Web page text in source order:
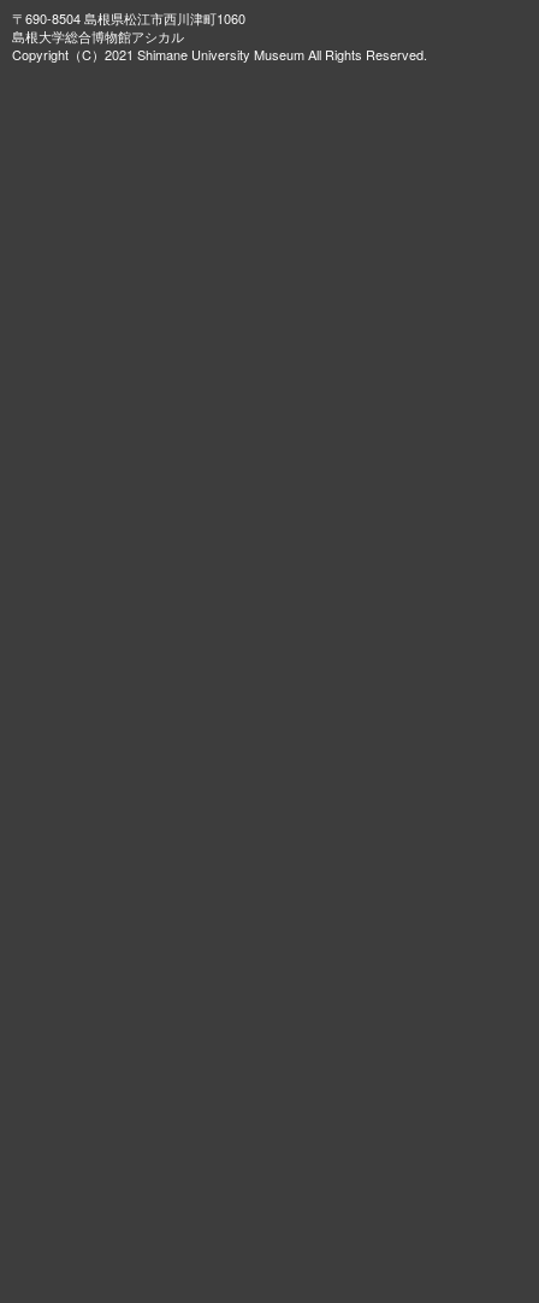
〒690-8504 島根県松江市西川津町1060
島根大学総合博物館アシカル
Copyright（C）2021 Shimane University Museum All Rights Reserved.